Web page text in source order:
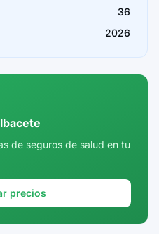
36
2026
de seguros de salud en tu
precios